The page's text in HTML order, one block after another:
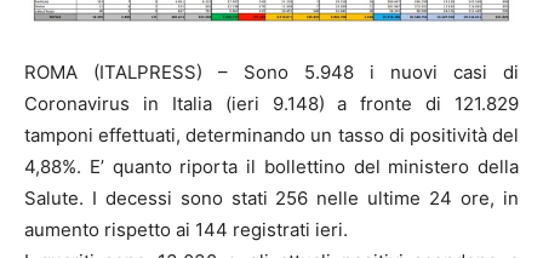
ROMA (ITALPRESS) – Sono 5.948 i nuovi casi di
Coronavirus in Italia (ieri 9.148) a fronte di 121.829
tamponi effettuati, determinando un tasso di positività del
4,88%. E’ quanto riporta il bollettino del ministero della
Salute. I decessi sono stati 256 nelle ultime 24 ore, in
aumento rispetto ai 144 registrati ieri.